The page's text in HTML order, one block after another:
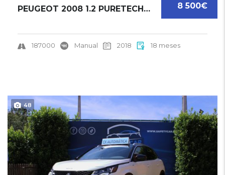
8 500€
PEUGEOT 2008 1.2 PURETECH | 2018
187000 Manual 2018 18 meses
48